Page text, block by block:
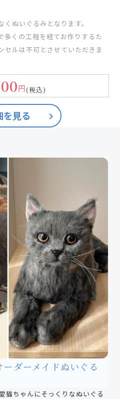
ぬいぐるみとなります。
くの工程を経てお作りするた
セルは不可とさせていただきま
円(税込)
を見る keyboard_arrow_right
ーダーメイドぬいぐる
猫ちゃんにそっくりなぬいぐる